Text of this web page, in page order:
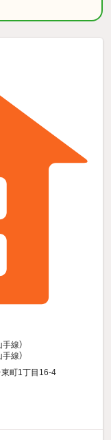
線）
線）
町1丁目16-4